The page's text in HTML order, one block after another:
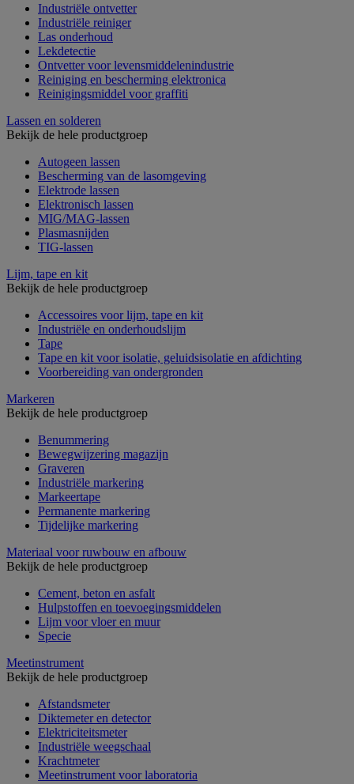
Industriële ontvetter
Industriële reiniger
Las onderhoud
Lekdetectie
Ontvetter voor levensmiddelenindustrie
Reiniging en bescherming elektronica
Reinigingsmiddel voor graffiti
Lassen en solderen
Bekijk de hele productgroep
Autogeen lassen
Bescherming van de lasomgeving
Elektrode lassen
Elektronisch lassen
MIG/MAG-lassen
Plasmasnijden
TIG-lassen
Lijm, tape en kit
Bekijk de hele productgroep
Accessoires voor lijm, tape en kit
Industriële en onderhoudslijm
Tape
Tape en kit voor isolatie, geluidsisolatie en afdichting
Voorbereiding van ondergronden
Markeren
Bekijk de hele productgroep
Benummering
Bewegwijzering magazijn
Graveren
Industriële markering
Markeertape
Permanente markering
Tijdelijke markering
Materiaal voor ruwbouw en afbouw
Bekijk de hele productgroep
Cement, beton en asfalt
Hulpstoffen en toevoegingsmiddelen
Lijm voor vloer en muur
Specie
Meetinstrument
Bekijk de hele productgroep
Afstandsmeter
Diktemeter en detector
Elektriciteitsmeter
Industriële weegschaal
Krachtmeter
Meetinstrument voor laboratoria